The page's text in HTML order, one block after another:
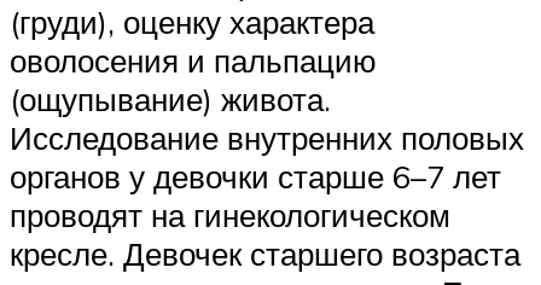
(груди), оценку характера
оволосения и пальпацию
(ощупывание) живота.
Исследование внутренних половых
органов у девочки старше 6–7 лет
проводят на гинекологическом
кресле. Девочек старшего возраста